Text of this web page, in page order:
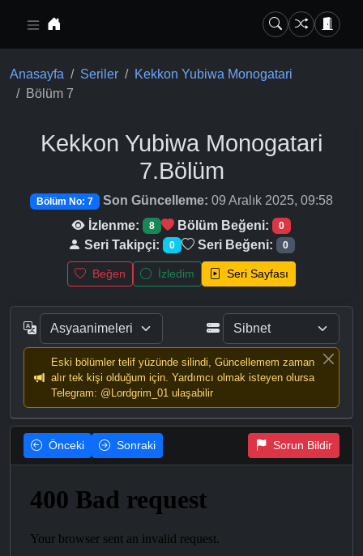
Anasayfa Seriler
Kekkon Yubiwa Monogatari
Bölüm 7
Kekkon Yubiwa Monogatari
7.Bölüm
Bölüm No: 7 Son Güncelleme: 09 Aralık 2025, 09:58
İzlenme:
8 Bölüm Beğeni: 0
Seri Takipçi: 0 Seri Beğeni: 0
Beğen İzledim Seri Sayfası
Eski bölümler telif yüzünde silindi, Güncellemem zaman
alır tek kişi olduğum için. Yardımcı olmak isteyen olursa
Telegram: @Lordgrim_01 ulaşabilir
Önceki Sonraki Sorun Bildir